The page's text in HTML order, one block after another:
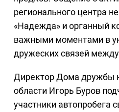
регионального центра
«Надежда» и органный
важными моментами в
дружеских связей
Директор Дома дружбы
области Игорь Буров
участники автопробега